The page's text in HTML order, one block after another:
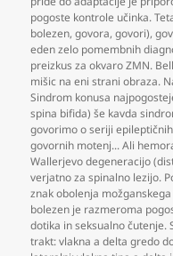
pogoste kontrole učinka.
bolezen,govora,govori),
eden zelo pomembnih
preizkus za okvaro ZMN.
mišic na eni strani obraza.
Sindrom konusa
spina bifida) še kavda
govorimo o seriji
govornih motenj... Ali
Wallerjevo degeneracijo
verjatno za spinalno lezijo.
znak obolenja
bolezen je razmeroma
dotika in seksualno čutenje.
trakt: vlakna a delta gredo